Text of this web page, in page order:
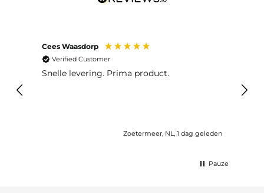
Cees Waasdorp
Verified Customer
Snelle levering. Prima product.
Zoetermeer, NL, 1 dag geleden
lang
Pauze